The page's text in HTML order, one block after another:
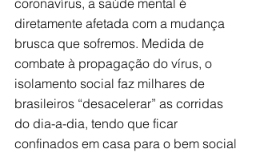
coronavírus, a saúde mental é
diretamente afetada com a mudança
brusca que sofremos. Medida de
combate à propagação do vírus, o
isolamento social faz milhares de
brasileiros “desacelerar” as corridas
do dia-a-dia, tendo que ficar
confinados em casa para o bem social